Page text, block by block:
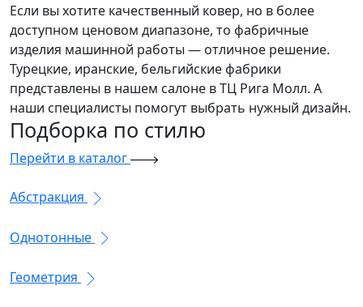
Если вы хотите качественный ковер, но в более
доступном ценовом диапазоне, то фабричные
изделия машинной работы — отличное решение.
Турецкие, иранские, бельгийские фабрики
представлены в нашем салоне в ТЦ Рига Молл. А
наши специалисты помогут выбрать нужный дизайн.
Подборка по стилю
Перейти в каталог
Абстракция
Однотонные
Геометрия